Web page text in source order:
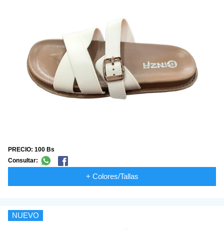
PRECIO: 100 Bs
Consultar:
+ Colores/Tallas
NUEVO